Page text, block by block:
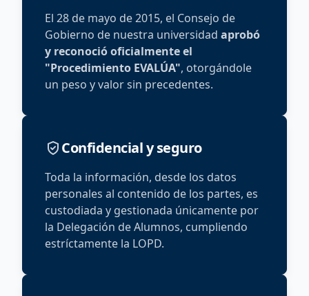
El 28 de mayo de 2015, el Consejo de
Gobierno de nuestra universidad aprobó
y reconoció oficialmente el
"Procedimiento EVALÚA", otorgándole
un peso y valor sin precedentes.
Confidencial y seguro
Toda la información, desde los datos
personales al contenido de los partes, es
custodiada y gestionada únicamente por
la Delegación de Alumnos, cumpliendo
estríctamente la LOPD.